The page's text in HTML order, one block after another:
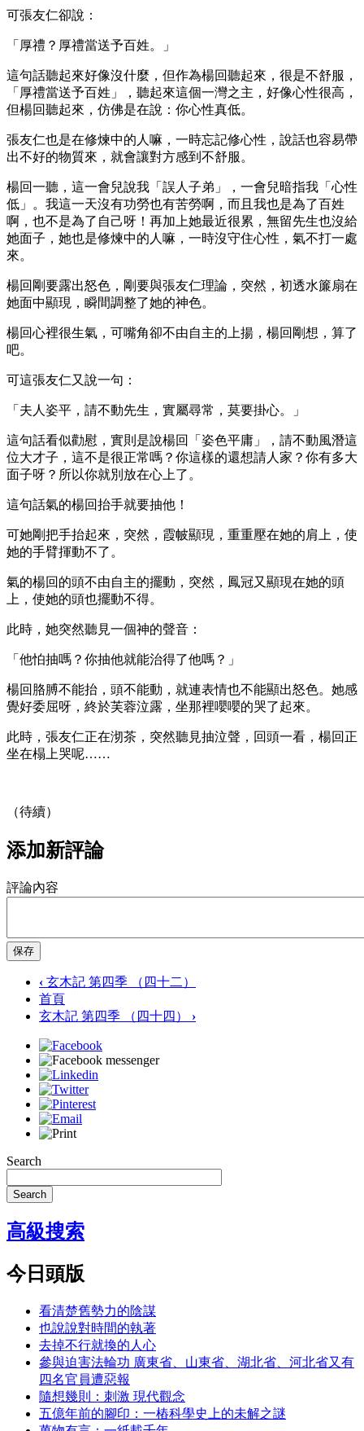
可張友仁卻說：
「厚禮？厚禮當送予百姓。」
這句話聽起來好像沒什麼，但作為楊回聽起來，很是不舒服，
「厚禮當送予百姓」，聽起來這個一灣之主，好像心性很高，
但楊回聽起來，仿佛是在說：你心性真低。
張友仁也是在修煉中的人嘛，一時忘記修心性，說話也容易帶
出不好的物質來，就會讓對方感到不舒服。
楊回一聽，這一會兒說我「誤人子弟」，一會兒暗指我「心性
低」。我這一天沒有功勞也有苦勞啊，而且我也是為了百姓
啊，也不是為了自己呀！再加上她最近很累，無留先生也沒給
她面子，她也是修煉中的人嘛，一時沒守住心性，氣不打一處
來。
楊回剛要露出怒色，剛要與張友仁理論，突然，初透水簾扇在
她面中顯現，瞬間調整了她的神色。
楊回心裡很生氣，可嘴角卻不由自主的上揚，楊回剛想，算了
吧。
可這張友仁又說一句：
「夫人姿平，請不動先生，實屬尋常，莫要掛心。」
這句話看似勸慰，實則是說楊回「姿色平庸」，請不動風潛這
位大才子，這不是很正常嗎？你這樣的還想請人家？你有多大
面子呀？所以你就別放在心上了。
這句話氣的楊回抬手就要抽他！
可她剛把手抬起來，突然，霞帔顯現，重重壓在她的肩上，使
她的手臂揮動不了。
氣的楊回的頭不由自主的擺動，突然，鳳冠又顯現在她的頭
上，使她的頭也擺動不得。
此時，她突然聽見一個神的聲音：
「他怕抽嗎？你抽他就能治得了他嗎？」
楊回胳膊不能抬，頭不能動，就連表情也不能顯出怒色。她感
覺好委屈呀，終於芙蓉泣露，坐那裡嚶嚶的哭了起來。
此時，張友仁正在沏茶，突然聽見抽泣聲，回頭一看，楊回正
坐在榻上哭呢……
（待續）
添加新評論
評論內容
保存
‹ 玄木記 第四季 （四十二）
首頁
玄木記 第四季 （四十四） ›
Search
Search
高級搜索
今日頭版
看清楚舊勢力的陰謀
也說說對時間的執著
去掉不行就換的人心
參與迫害法輪功 廣東省、山東省、湖北省、河北省又有
四名官員遭惡報
隨想幾則：刺激 現代觀念
五億年前的腳印：一樁科學史上的未解之謎